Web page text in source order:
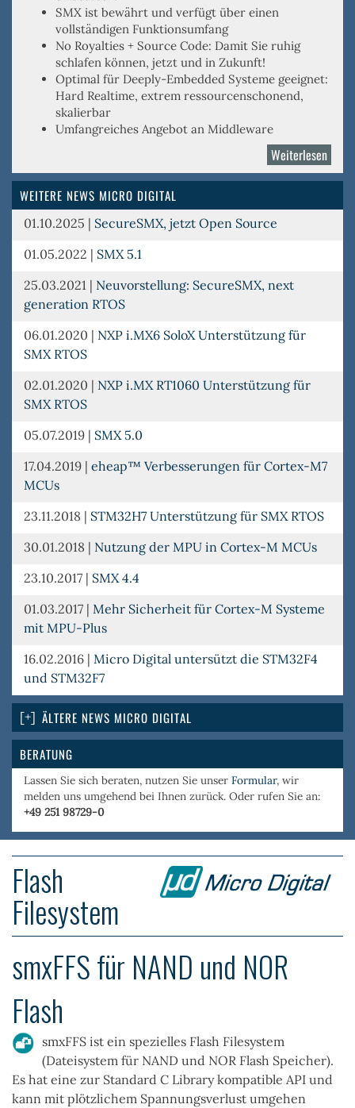
SMX ist bewährt und verfügt über einen
vollständigen Funktionsumfang
No Royalties + Source Code: Damit Sie ruhig
schlafen können, jetzt und in Zukunft!
Optimal für Deeply-Embedded Systeme geeignet:
Hard Realtime, extrem ressourcenschonend,
skalierbar
Umfangreiches Angebot an Middleware
Weiterlesen
Micro
WEITERE NEWS MICRO DIGITAL
01.10.2025 | SecureSMX, jetzt Open Source
01.05.2022 | SMX 5.1
25.03.2021 | Neuvorstellung: SecureSMX, next
generation RTOS
06.01.2020 | NXP i.MX6 SoloX Unterstützung für
SMX RTOS
02.01.2020 | NXP i.MX RT1060 Unterstützung für
SMX RTOS
05.07.2019 | SMX 5.0
17.04.2019 | eheap™ Verbesserungen für Cortex-M7
MCUs
23.11.2018 | STM32H7 Unterstützung für SMX RTOS
30.01.2018 | Nutzung der MPU in Cortex-M MCUs
23.10.2017 | SMX 4.4
01.03.2017 | Mehr Sicherheit für Cortex-M Systeme
mit MPU-Plus
16.02.2016 | Micro Digital untersützt die STM32F4
und STM32F7
ÄLTERE NEWS MICRO DIGITAL
BERATUNG
Lassen Sie sich beraten, nutzen Sie unser Formular, wir
melden uns umgehend bei Ihnen zurück. Oder rufen Sie an:
+49 251 98729-0
Flash
Filesystem
smxFFS für NAND und NOR
Flash
smxFFS ist ein spezielles Flash Filesystem
(Dateisystem für NAND und NOR Flash Speicher).
Es hat eine zur Standard C Library kompatible API und
kann mit plötzlichem Spannungsverlust umgehen